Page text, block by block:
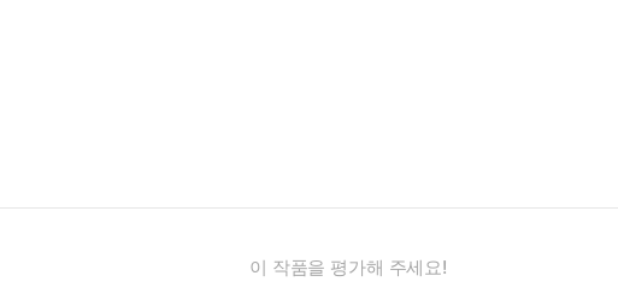
이 작품을 평가해 주세요!